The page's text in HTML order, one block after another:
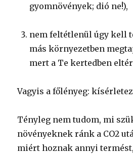
gyomnövények; dió ne!),
nem feltétlenül úgy kell
más környezetben
mert a Te kertedben
Vagyis a főlényeg:
Tényleg nem tudom, mi
növényeknek ránk a CO2
miért hoznak annyi